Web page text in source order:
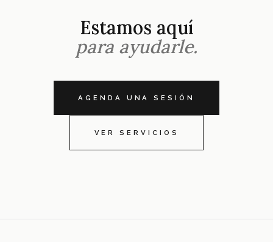
Estamos aquí
para ayudarle.
AGENDA UNA SESIÓN
VER SERVICIOS